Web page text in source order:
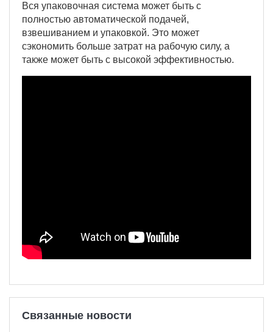
Вся упаковочная система может быть с
полностью автоматической подачей,
взвешиванием и упаковкой. Это может
сэкономить больше затрат на рабочую силу, а
также может быть с высокой эффективностью.
Связанные новости